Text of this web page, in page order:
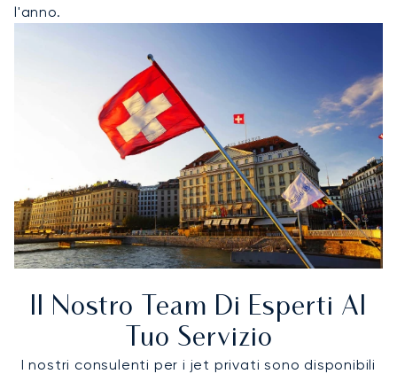
l'anno.
Il Nostro Team Di Esperti Al
Tuo Servizio
I nostri consulenti per i jet privati sono disponibili